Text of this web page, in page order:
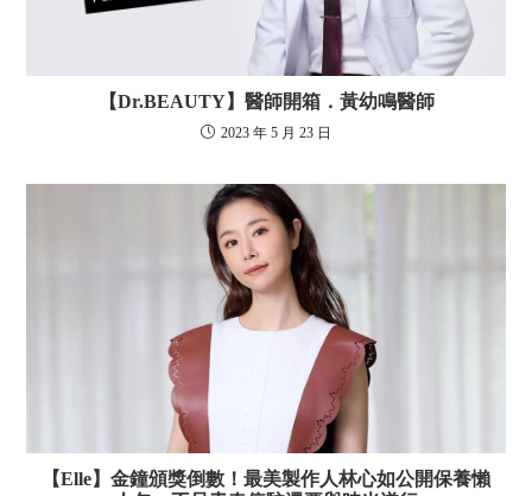
【Dr.BEAUTY】醫師開箱．黃幼鳴醫師
2023 年 5 月 23 日
【Elle】金鐘頒獎倒數！最美製作人林心如公開保養懶